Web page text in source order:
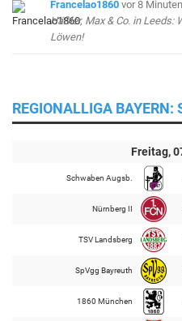
Francelao1860 vor 8 Minuten
Häßler, Max & Co. in Leeds:
Löwen!
REGIONALLIGA BAYERN:
Freitag,
Schwaben Augsb.
Nürnberg II
TSV Landsberg
SpVgg Bayreuth
1860 München